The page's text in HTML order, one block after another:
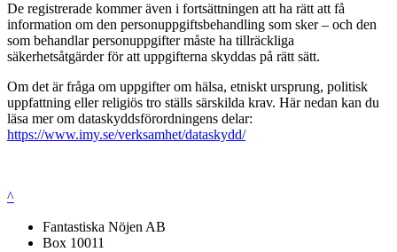
De registrerade kommer även i fortsättningen att ha rätt att få
information om den personuppgiftsbehandling som sker – och den
som behandlar personuppgifter måste ha tillräckliga
säkerhetsåtgärder för att uppgifterna skyddas på rätt sätt.
Om det är fråga om uppgifter om hälsa, etniskt ursprung, politisk
uppfattning eller religiös tro ställs särskilda krav. Här nedan kan du
läsa mer om dataskyddsförordningens delar:
https://www.imy.se/verksamhet/dataskydd/
^
Fantastiska Nöjen AB
Box 10011